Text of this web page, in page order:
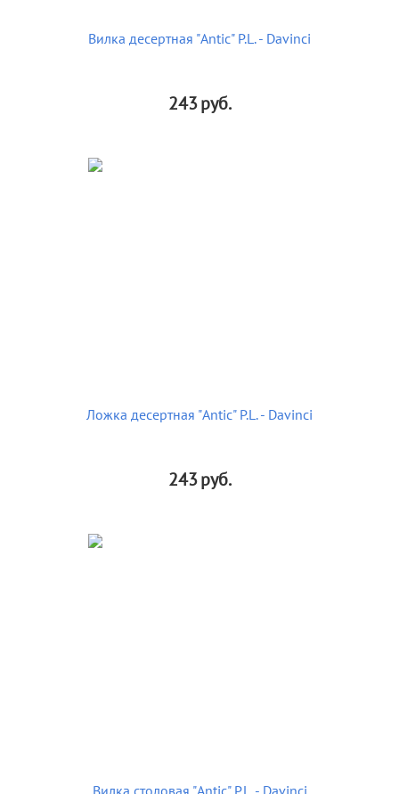
Вилка десертная "Antic" P.L. - Davinci
243руб.
Ложка десертная "Antic" P.L. - Davinci
243руб.
Вилка столовая "Antic" P.L. - Davinci